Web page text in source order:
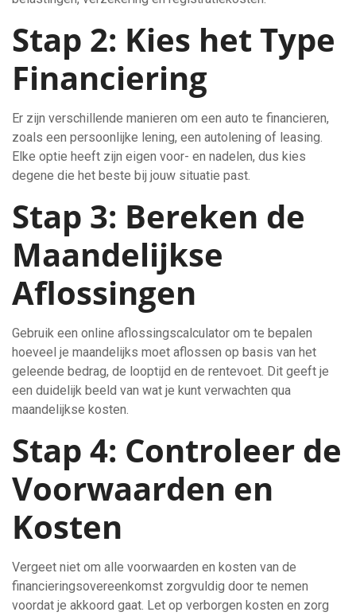
Stap 2: Kies het Type
Financiering
Er zijn verschillende manieren om een auto te financieren,
zoals een persoonlijke lening, een autolening of leasing.
Elke optie heeft zijn eigen voor- en nadelen, dus kies
degene die het beste bij jouw situatie past.
Stap 3: Bereken de
Maandelijkse
Aflossingen
Gebruik een online aflossingscalculator om te bepalen
hoeveel je maandelijks moet aflossen op basis van het
geleende bedrag, de looptijd en de rentevoet. Dit geeft je
een duidelijk beeld van wat je kunt verwachten qua
maandelijkse kosten.
Stap 4: Controleer de
Voorwaarden en
Kosten
Vergeet niet om alle voorwaarden en kosten van de
financieringsovereenkomst zorgvuldig door te nemen
voordat je akkoord gaat. Let op verborgen kosten en zorg